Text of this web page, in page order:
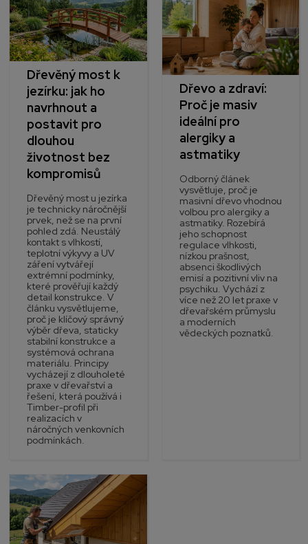
Dřevěný most k
jezírku: jak ho
navrhnout a
postavit pro
dlouhou
životnost bez
kompromisů
Dřevěný most u jezírka
je technicky náročnější
prvek, než se na první
pohled zdá. Neustálý
kontakt s vlhkostí,
teplotní výkyvy a UV
záření vytvářejí
extrémní podmínky,
které prověřují každý
detail konstrukce. V
článku vysvětlujeme,
proč je klíčový správný
výběr dřeva, staticky
stabilní konstrukce a
systémová ochrana
materiálu. Principy
vycházejí z dlouholeté
praxe v dřevařství a
řešení, která používá i
Timber-profil při
realizacích v
náročných venkovních
podmínkách.
Dřevo a zdraví:
Proč je masiv
ideální pro
alergiky a
astmatiky
Odborný článek
vysvětluje, proč je
masivní dřevo vhodnou
volbou pro alergiky a
astmatiky. Rozebírá
jeho schopnost
regulace vlhkosti,
nízkou prašnost,
absenci škodlivých
emisí a pozitivní vliv na
psychiku. Vychází z
více než 20 let praxe v
dřevařském průmyslu
a moderních
vědeckých poznatků.